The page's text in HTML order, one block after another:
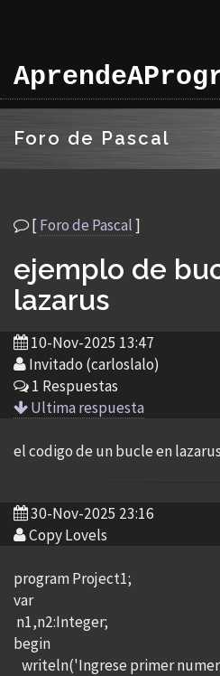
Foro de Pascal
[Foro de Pascal]
ejemplo de
lazarus
10-Nov-2025 13:47
Invitado (carloslalo)
1 Respuestas
Ultima respuesta
el codigo de un bucle en
30-Nov-2025 23:16
Copy Lovels
program Project1;
var
n1,n2:Integer;
begin
writeln('Ingrese primer